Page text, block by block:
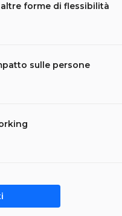
forme di flessibilità
sulle persone